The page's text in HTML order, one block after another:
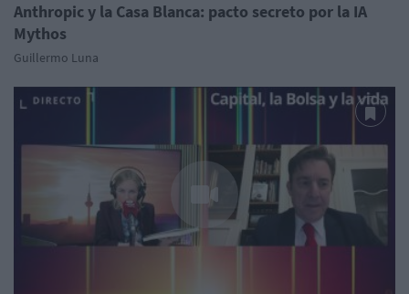
Anthropic y la Casa Blanca: pacto secreto por la IA
Mythos
Guillermo Luna